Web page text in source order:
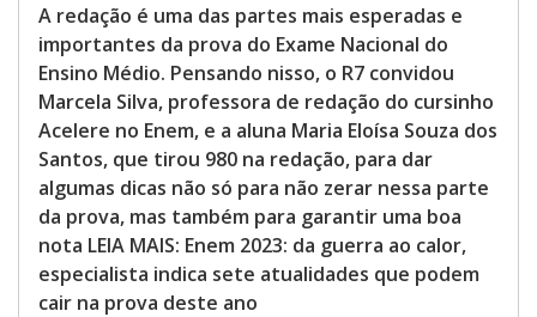
A redação é uma das partes mais esperadas e
importantes da prova do Exame Nacional do
Ensino Médio. Pensando nisso, o R7 convidou
Marcela Silva, professora de redação do cursinho
Acelere no Enem, e a aluna Maria Eloísa Souza dos
Santos, que tirou 980 na redação, para dar
algumas dicas não só para não zerar nessa parte
da prova, mas também para garantir uma boa
nota LEIA MAIS: Enem 2023: da guerra ao calor,
especialista indica sete atualidades que podem
cair na prova deste ano